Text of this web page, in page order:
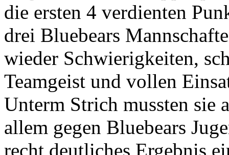
die ersten 4 verdienten
drei Bluebears
wieder Schwierigkeiten,
Teamgeist und vollen
Unterm Strich mussten sie
allem gegen Bluebears
recht deutliches Ergebnis